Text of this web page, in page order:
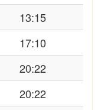
13:15
17:10
20:22
20:22